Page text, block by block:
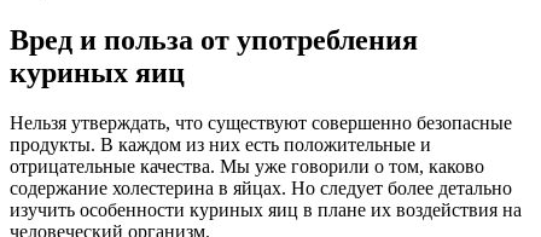
Вред и польза от употребления
куриных яиц
Нельзя утверждать, что существуют совершенно безопасные
продукты. В каждом из них есть положительные и
отрицательные качества. Мы уже говорили о том, каково
содержание холестерина в яйцах. Но следует более детально
изучить особенности куриных яиц в плане их воздействия на
человеческий организм.